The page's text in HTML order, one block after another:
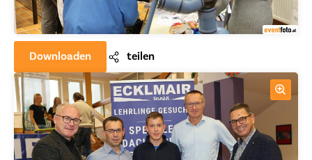
Downloaden teilen